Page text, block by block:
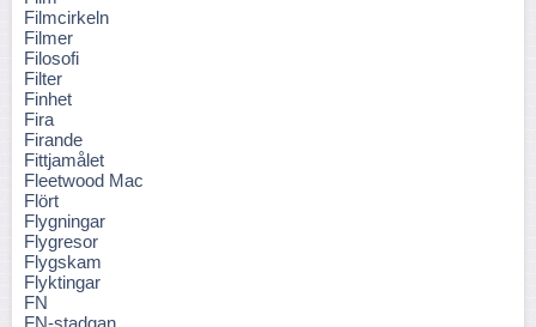
Filmcirkeln
Filmer
Filosofi
Filter
Finhet
Fira
Firande
Fittjamålet
Fleetwood Mac
Flört
Flygningar
Flygresor
Flygskam
Flyktingar
FN
FN-stadgan